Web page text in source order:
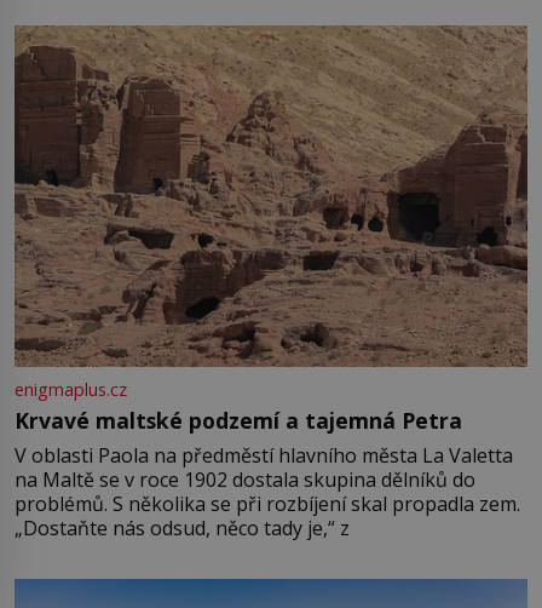
enigmaplus.cz
Krvavé maltské podzemí a tajemná Petra
V oblasti Paola na předměstí hlavního města La Valetta
na Maltě se v roce 1902 dostala skupina dělníků do
problémů. S několika se při rozbíjení skal propadla zem.
„Dostaňte nás odsud, něco tady je,“ z